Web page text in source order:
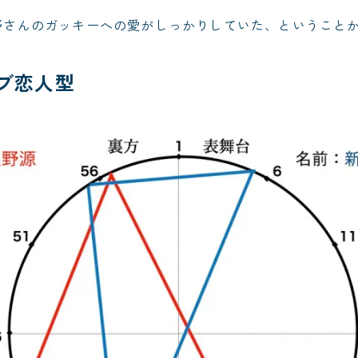
んのガッキーへの愛がしっかりしていた、ということ
恋人型